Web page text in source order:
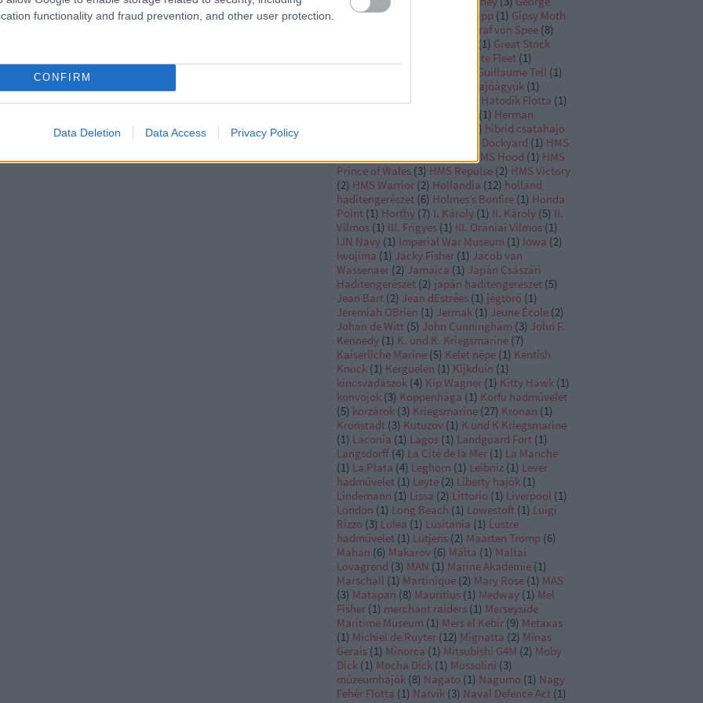
functionality and fraud prevention, and other user protection.
CONFIRM
Data Deletion Data Access Privacy Policy
Washington
Georg von Trapp (1) Gipsy Moth
Graf von Spee (8)
(1) Great Stock
Great White Fleet (1)
Guillaume Tell (1)
hajóágyúk (1)
hajóépítés(1)Hartenstein Hatodik Flotta (1)
(1) Herman
) hibrid csatahajó
Historic Dockyard (1) HMS
HMS Hood (1) HMS
Prince of Wales (3) HMS Repulse (2) HMS Victory
(2) HMS Warrior (2) Hollandia (12) holland
haditengerészet (6) Holmes’s Bonfire (1) Honda
Point (1) Horthy (7) I. Károly (1) II. Károly (5) II.
Vilmos (1) III. Frigyes (1) III. Orániai Vilmos (1)
IJN Navy (1) Imperial War Museum (1) Iowa (2)
Iwojima (1) Jacky Fisher (1) Jacob van
Wassenaer (2) Jamaica (1) Japán Császári
Haditengerészet (2) japán haditengerészet (5)
Jean Bart (2) Jean dEstrées (1) jégtörő (1)
Jeremiah OBrien (1) Jermak (1) Jeune École (2)
Johan de Witt (5) John Cunningham (3) John F.
Kennedy (1) K. und K. Kriegsmarine (7)
Kaiserliche Marine (5) Kelet népe (1) Kentish
Knock (1) Kerguelen (1) Kijkduin (1)
kincsvadászok (4) Kip Wagner (1) Kitty Hawk (1)
konvojok (3) Koppenhága (1) Korfu hadművelet
(5) korzárok (3) Kriegsmarine (27) Kronan (1)
Kronstadt (3) Kutuzov (1) K und K Kriegsmarine
(1) Laconia (1) Lagos (1) Landguard Fort (1)
Langsdorff (4) La Cité de la Mer (1) La Manche
(1) La Plata (4) Leghorn (1) Leibniz (1) Lever
hadművelet (1) Leyte (2) Liberty hajók (1)
Lindemann (1) Lissa (2) Littorio (1) Liverpool (1)
London (1) Long Beach (1) Lowestoft (1) Luigi
Rizzo (3) Lulea (1) Lusitania (1) Lustre
hadművelet (1) Lütjens (2) Maarten Tromp (6)
Mahan (6) Makarov (6) Málta (1) Máltai
Lovagrend (3) MAN (1) Marine Akademie (1)
Marschall (1) Martinique (2) Mary Rose (1) MAS
(3) Matapan (8) Mauritius (1) Medway (1) Mel
Fisher (1) merchant raiders (1) Merseyside
Maritime Museum (1) Mers el Kebir (9) Metaxas
(1) Michiel de Ruyter (12) Mignatta (2) Minas
Gerais (1) Minorca (1) Mitsubishi G4M (2) Moby
Dick (1) Mocha Dick (1) Mussolini (3)
múzeumhajók (8) Nagato (1) Nagumo (1) Nagy
Fehér Flotta (1) Narvik (3) Naval Defence Act (1)